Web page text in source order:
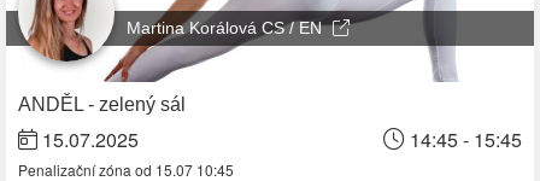
Martina Korálová CS / EN
ANDĚL - zelený sál
15.07.2025 14:45 - 15:45
Penalizační zóna od 15.07 10:45